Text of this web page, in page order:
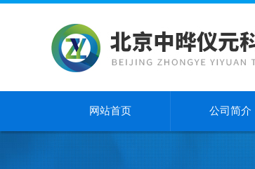
网站首页 公司简介